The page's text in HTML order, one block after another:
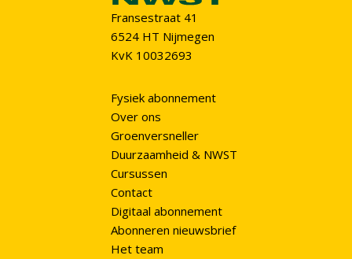
Fransestraat 41
6524 HT Nijmegen
KvK 10032693
Fysiek abonnement
Over ons
Groenversneller
Duurzaamheid & NWST
Cursussen
Contact
Digitaal abonnement
Abonneren nieuwsbrief
Het team